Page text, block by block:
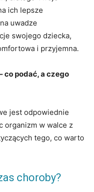
ich lepsze
uwadze⁢
swojego dziecka,
i​ przyjemna.
co ⁢podać, a czego
jest odpowiednie
organizm w walce z
tego, ​co ‌warto
choroby?